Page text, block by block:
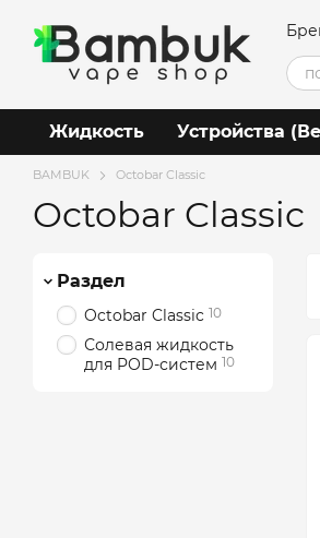
Жидкость Устройства
BAMBUK Octobar Classic
Octobar Classic
Раздел
Octobar Classic 10
Солевая жидкость
для POD-систем 10